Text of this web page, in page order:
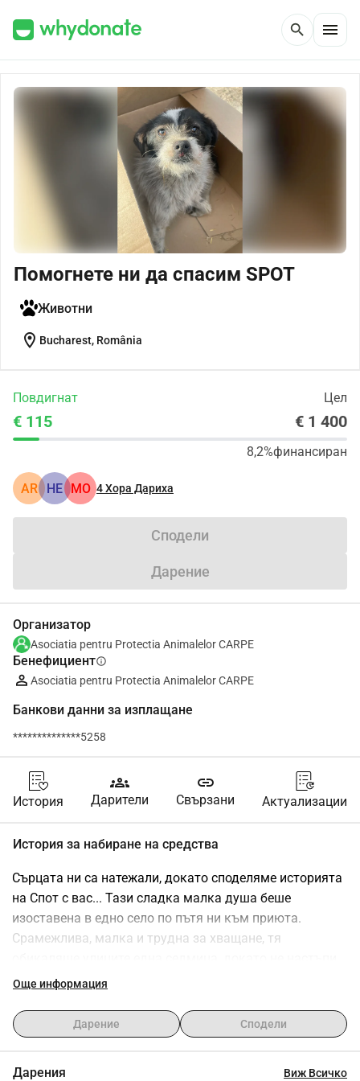
search menu
Помогнете ни да спасим SPOT
Животни
location_on Bucharest, România
Повдигнат Цел
€ 115 € 1 400
8,2%финансиран
AR HE MO 4Хора Дариха
Сподели
Дарение
Организатор
Asociatia pentru Protectia Animalelor CARPE
Бенефициентinfo
Asociatia pentru Protectia Animalelor CARPE
Банкови данни за изплащане
**************5258
История
groups
Дарители
link
Свързани Актуализации
История за набиране на средства
Сърцата ни са натежали, докато споделяме историята
на Спот с вас... Тази сладка малка душа беше
изоставена в едно село по пътя ни към приюта.
Срамежлива, малка и трудна за хващане, тя
трагедия - беше ударена от кола. Но в най-тъмните
хванем и да я отведем при ветеринаря. Диагнозата
беше опустошителна: два счупени крака, включително
Още информация
Дарение Сподели
Дарения Виж Всичко